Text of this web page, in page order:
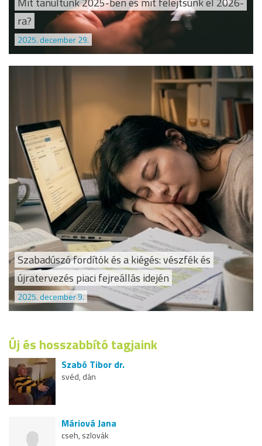
ra?
2025. december 29.
Szabadúszó fordítók és a kiégés: vészfék és
újratervezés piaci fejreállás idején
2025. december 9.
Új és hosszabbító tagjaink
Szabó Tibor dr.
svéd, dán
Máriová Jana
cseh, szlovák